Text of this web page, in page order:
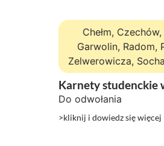
Chełm,
Garwolin, Radom,
Zelwerowicza,
Karnety studenckie
Do odwołania
>kliknij i dowiedz się więcej